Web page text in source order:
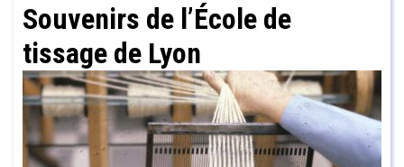
Souvenirs de l’École de
tissage de Lyon